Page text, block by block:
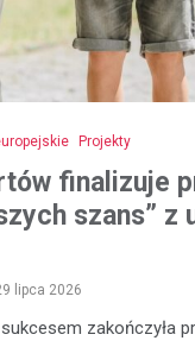
Projekty
finalizuje
szans” z
lipca 2026
zakończyła